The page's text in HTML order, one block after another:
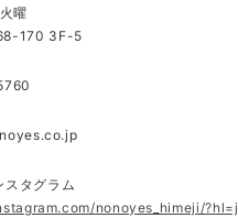
曜
170 3F-5
スタグラム
nonoyes_himeji/